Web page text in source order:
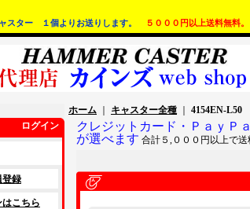
スター １個よりお送りします。 ５０００円以上送料無料。
ログイン
登録
はこちら
ホーム キャスター全種 4154EN-L50
クレジットカード・ＰａｙＰ
が選べます 合計５,０００円以上で送